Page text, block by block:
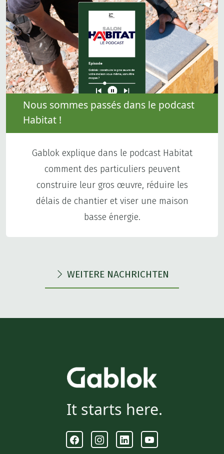
Nous sommes passés dans le podcast
Habitat !
Gablok explique dans le podcast Habitat
comment des particuliers peuvent
construire leur gros œuvre, réduire les
délais de chantier et viser une maison
basse énergie.
WEITERE NACHRICHTEN
It starts here.
FacebookInstagramLinkedinYoutube